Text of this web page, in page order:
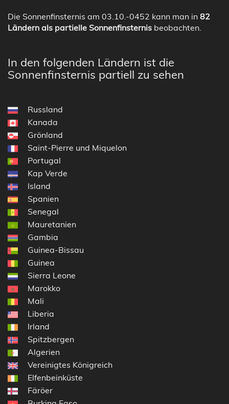
Die Sonnenfinsternis am 03.10.-0452 kann man in 82
Ländern als partielle Sonnenfinsternis beobachten.
In den folgenden Ländern ist die
Sonnenfinsternis partiell zu sehen
Russland
Kanada
Grönland
Saint-Pierre und Miquelon
Portugal
Kap Verde
Island
Spanien
Senegal
Mauretanien
Gambia
Guinea-Bissau
Guinea
Sierra Leone
Marokko
Mali
Liberia
Irland
Spitzbergen
Algerien
Vereinigtes Königreich
Elfenbeinküste
Färöer